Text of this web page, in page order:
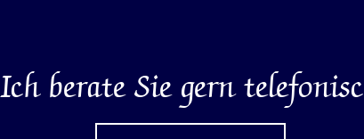
Ich berate Sie gern